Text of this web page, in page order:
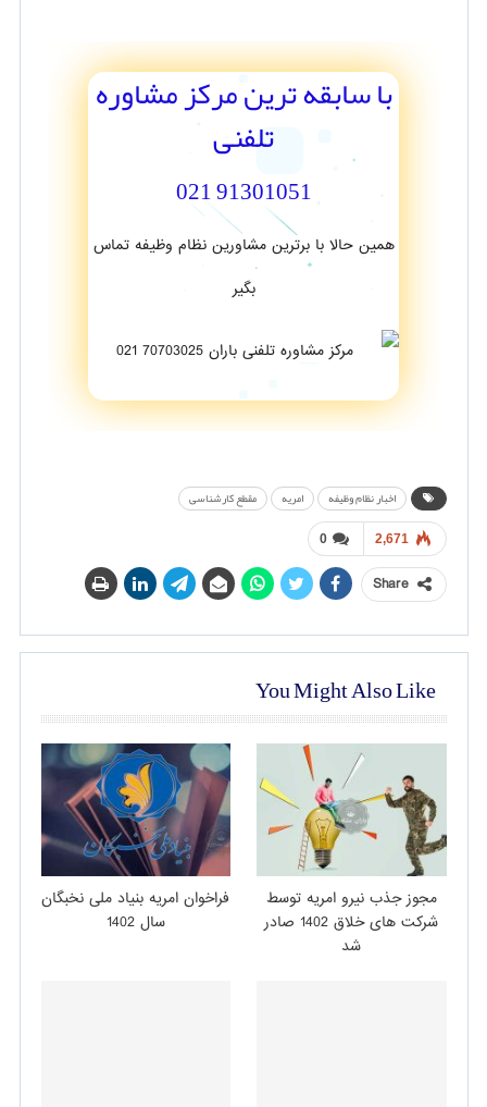
با سابقه ترین مرکز مشاوره
تلفنی
91301051 021
همین حالا با برترین مشاورین نظام وظیفه تماس
بگیر
اخبار نظام وظیفه امریه مقطع کارشناسی
0 2,671
Share
You Might Also Like
مجوز جذب نیرو امریه توسط
شرکت های خلاق 1402 صادر
شد
فراخوان امریه بنیاد ملی نخبگان
سال 1402